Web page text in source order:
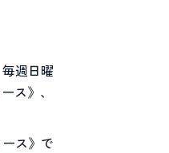
週日曜
ス》、
ス》で